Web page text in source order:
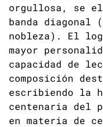
orgullosa, se
banda diagonal
nobleza). El
mayor
capacidad de
composición
escribiendo la
centenaria del
en materia de